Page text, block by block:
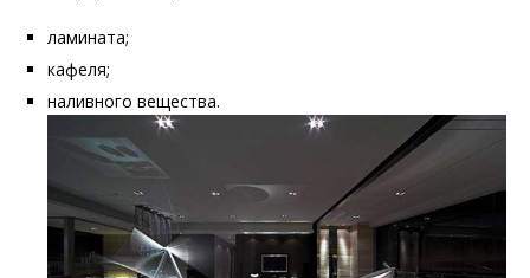
ламината;
кафеля;
наливного вещества.